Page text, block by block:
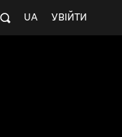
УВІЙТИ
UA